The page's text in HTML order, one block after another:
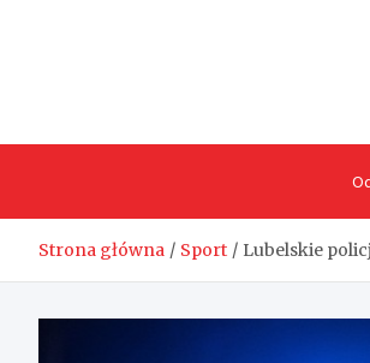
Strona główna Sport Lubelskie